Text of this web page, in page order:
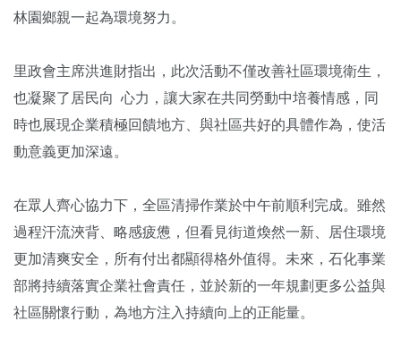
林園鄉親一起為環境努力。
里政會主席洪進財指出，此次活動不僅改善社區環境衛生，
也凝聚了居民向 心力，讓大家在共同勞動中培養情感，同
時也展現企業積極回饋地方、與社區共好的具體作為，使活
動意義更加深遠。
在眾人齊心協力下，全區清掃作業於中午前順利完成。雖然
過程汗流浹背、略感疲憊，但看見街道煥然一新、居住環境
更加清爽安全，所有付出都顯得格外值得。未來，石化事業
部將持續落實企業社會責任，並於新的一年規劃更多公益與
社區關懷行動，為地方注入持續向上的正能量。